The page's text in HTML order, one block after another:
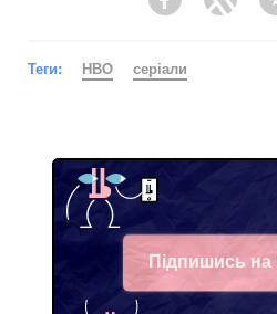
Facebook
Теги: HBO серіали
Підпишись на
Telegram